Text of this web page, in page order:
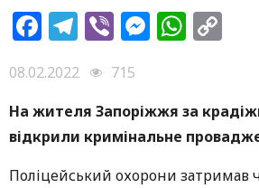
Facebook
Telegram
Viber
08.02.2022
715
На жителя Запоріжжя за
відкрили кримінальне
Поліцейський охорони затримав